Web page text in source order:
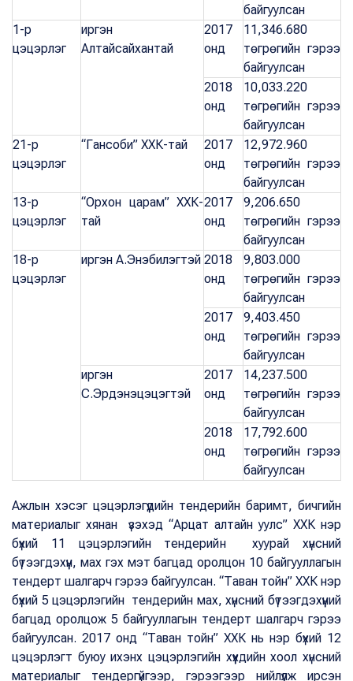
байгуулсан
1-р
цэцэрлэг
иргэн
Алтайсайхантай
2017
онд
11,346.680
төгрөгийн гэрээ
байгуулсан
2018
онд
10,033.220
төгрөгийн гэрээ
байгуулсан
21-р
цэцэрлэг
“Гансоби” ХХК-тай
2017
онд
12,972.960
төгрөгийн гэрээ
байгуулсан
13-р
цэцэрлэг
“Орхон царам” ХХК-
тай
2017
онд
9,206.650
төгрөгийн гэрээ
байгуулсан
18-р
цэцэрлэг
иргэн А.Энэбилэгтэй 2018
онд
9,803.000
төгрөгийн гэрээ
байгуулсан
2017
онд
9,403.450
төгрөгийн гэрээ
байгуулсан
иргэн
С.Эрдэнэцэцэгтэй
2017
онд
14,237.500
төгрөгийн гэрээ
байгуулсан
2018
онд
17,792.600
төгрөгийн гэрээ
байгуулсан
Ажлын хэсэг цэцэрлэгүүдийн тендерийн баримт, бичгийн
материалыг хянан үзэхэд “Арцат алтайн уулс” ХХК нэр
бүхий 11 цэцэрлэгийн тендерийн хуурай хүнсний
бүтээгдэхүүн, мах гэх мэт багцад оролцон 10 байгууллагын
тендерт шалгарч гэрээ байгуулсан. “Таван тойн” ХХК нэр
бүхий 5 цэцэрлэгийн тендерийн мах, хүнсний бүтээгдэхүүний
багцад оролцож 5 байгууллагын тендерт шалгарч гэрээ
байгуулсан. 2017 онд “Таван тойн” ХХК нь нэр бүхий 12
цэцэрлэгт буюу ихэнх цэцэрлэгийн хүүхдийн хоол хүнсний
материалыг тендергүйгээр, гэрээгээр нийлүүлж ирсэн